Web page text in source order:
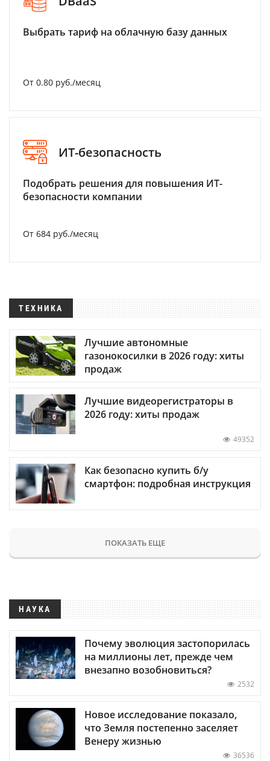
Выбрать тариф на облачную базу данных
От 0.80 руб./месяц
ИТ-безопасность
Подобрать решения для повышения ИТ-
безопасности компании
От 684 руб./месяц
ТЕХНИКА
Лучшие автономные
газонокосилки в 2026 году: хиты
продаж
Лучшие видеорегистраторы в
2026 году: хиты продаж
49352
Как безопасно купить б/у
смартфон: подробная инструкция
ПОКАЗАТЬ ЕЩЕ
НАУКА
Почему эволюция застопорилась
на миллионы лет, прежде чем
внезапно возобновиться?
2532
Новое исследование показало,
что Земля постепенно заселяет
Венеру жизнью
36536